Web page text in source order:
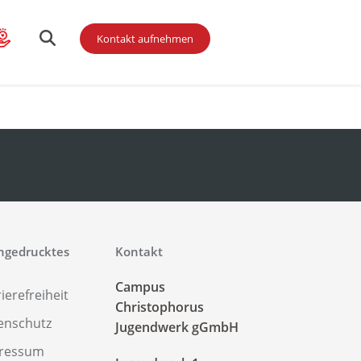
Kontakt aufnehmen
Kontakt
Campus
Christophorus
Jugendwerk gGmbH